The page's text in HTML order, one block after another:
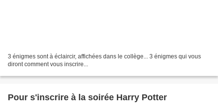
3 énigmes sont à éclaircir, affichées dans le collège... 3 énigmes qui vous
diront comment vous inscrire...
Pour s'inscrire à la soirée Harry Potter